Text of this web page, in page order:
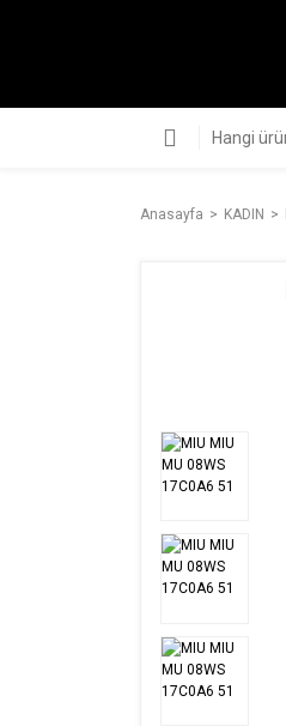
Anasayfa KADIN